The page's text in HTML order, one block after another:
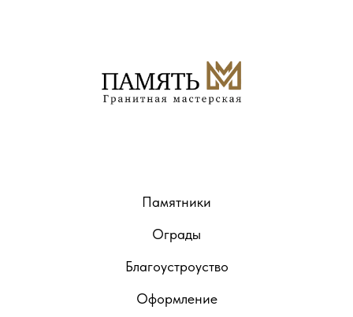
Памятники
Ограды
Благоустроуство
Оформление